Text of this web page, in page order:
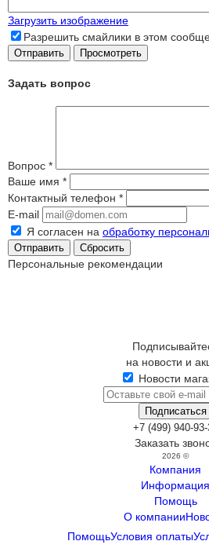
Загрузить изображение
Разрешить смайлики в этом
Задать вопрос
Вопрос *
Ваше имя *
Контактный телефон *
E-mail
Я согласен на обработку
Сбросить
Персональные рекомендации
на новости и
Новости
+7 (499) 940-93-
Заказать
2026 ©
Компания
Информация
Помощь
О компании
ПомощьУсловия оплаты